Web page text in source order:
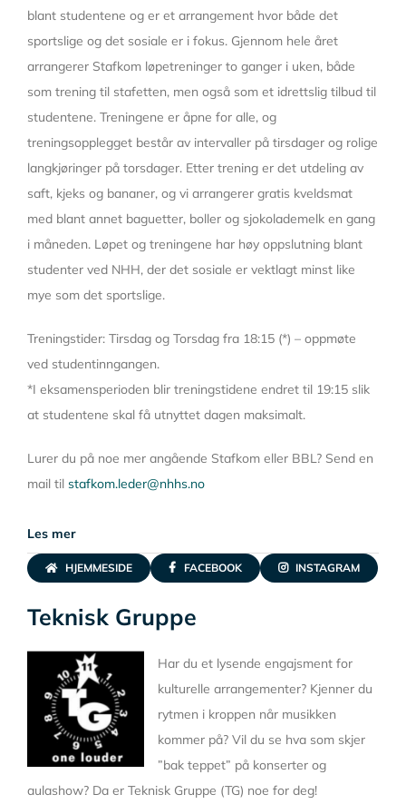
blant studentene og er et arrangement hvor både det
sportslige og det sosiale er i fokus. Gjennom hele året
arrangerer Stafkom løpetreninger to ganger i uken, både
som trening til stafetten, men også som et idrettslig tilbud til
studentene. Treningene er åpne for alle, og
treningsopplegget består av intervaller på tirsdager og rolige
langkjøringer på torsdager. Etter trening er det utdeling av
saft, kjeks og bananer, og vi arrangerer gratis kveldsmat
med blant annet baguetter, boller og sjokolademelk en gang
i måneden. Løpet og treningene har høy oppslutning blant
studenter ved NHH, der det sosiale er vektlagt minst like
mye som det sportslige.
Treningstider: Tirsdag og Torsdag fra 18:15 (*) – oppmøte
ved studentinngangen.
*I eksamensperioden blir treningstidene endret til 19:15 slik
at studentene skal få utnyttet dagen maksimalt.
Lurer du på noe mer angående Stafkom eller BBL? Send en
mail til stafkom.leder@nhhs.no
Les mer
HJEMMESIDE FACEBOOK INSTAGRAM
Teknisk Gruppe
Har du et lysende engajsment for
kulturelle arrangementer? Kjenner du
rytmen i kroppen når musikken
kommer på? Vil du se hva som skjer
”bak teppet” på konserter og
aulashow? Da er Teknisk Gruppe (TG) noe for deg!